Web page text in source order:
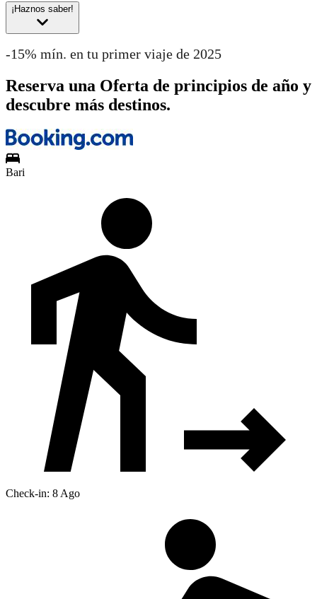
¡Haznos saber!
-15% mín. en tu primer viaje de 2025
Reserva una Oferta de principios de año y
descubre más destinos.
Bari
Check-in: 8 Ago